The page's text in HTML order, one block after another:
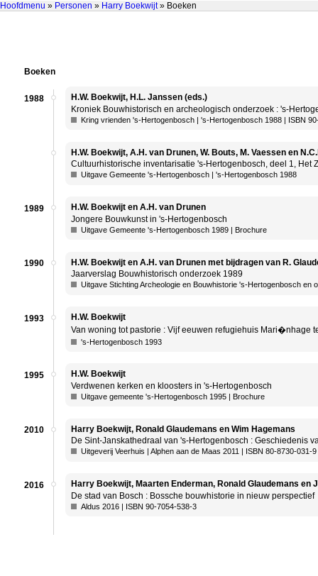
Hoofdmenu » Personen » Harry Boekwijt» Boeken
Boeken
1988
H.W. Boekwijt, H.L. Janssen (eds.)
Kroniek Bouwhistorisch en archeologisch onderzoek : 's-
Kring vrienden 's-Hertogenbosch | 's-Hertogenbosch 1988 | ISBN
H.W. Boekwijt, A.H. van Drunen, W. Bouts, M. Vaessen en
Cultuurhistorische inventarisatie 's-Hertogenbosch, deel 1, Het
Uitgave Gemeente 's-Hertogenbosch | 's-Hertogenbosch 1988
1989
H.W. Boekwijt en A.H. van Drunen
Jongere Bouwkunst in 's-Hertogenbosch
Uitgave Gemeente 's-Hertogenbosch 1989 | Brochure
1990
H.W. Boekwijt en A.H. van Drunen met bijdragen van R.
Jaarverslag Bouwhistorisch onderzoek 1989
Uitgave Stichting Archeologie en Bouwhistorie 's-Hertogenbosch en
1993
H.W. Boekwijt
Van woning tot pastorie : Vijf eeuwen refugiehuis Mari�nhage
's-Hertogenbosch 1993
1995
H.W. Boekwijt
Verdwenen kerken en kloosters in 's-Hertogenbosch
Uitgave gemeente 's-Hertogenbosch 1995 | Brochure
2010
Harry Boekwijt, Ronald Glaudemans en Wim Hagemans
De Sint-Janskathedraal van 's-Hertogenbosch : Geschiedenis
Uitgeverij Veerhuis | Alphen aan de Maas 2011 | ISBN 80-8730-031-9
2016
Harry Boekwijt, Maarten Enderman, Ronald Glaudemans en
De stad van Bosch : Bossche bouwhistorie in nieuw perspectief
Aldus 2016 | ISBN 90-7054-538-3